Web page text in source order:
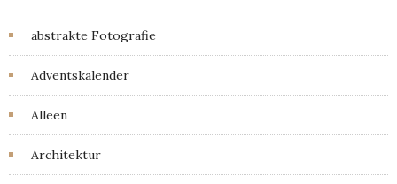
abstrakte Fotografie
Adventskalender
Alleen
Architektur